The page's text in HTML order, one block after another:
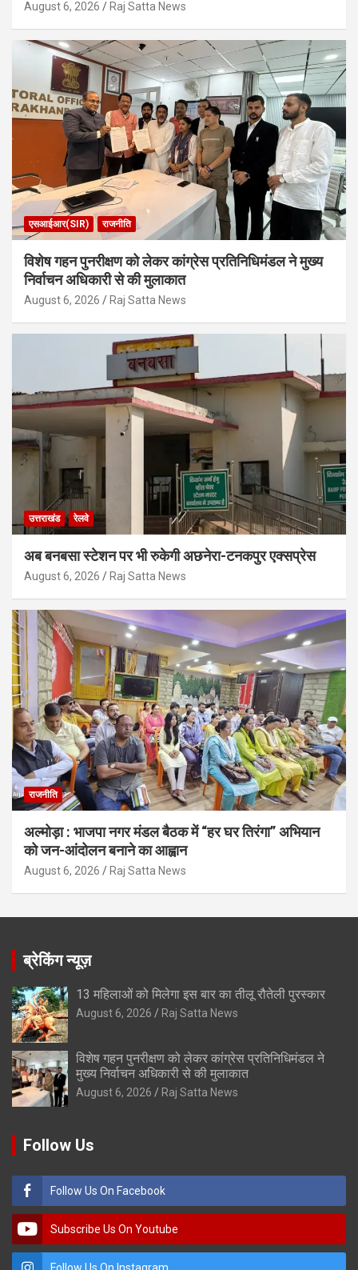
August 6, 2026 Raj Satta News
एसआईआर(SIR) राजनीति
विशेष गहन पुनरीक्षण को लेकर कांग्रेस प्रतिनिधिमंडल ने मुख्य
निर्वाचन अधिकारी से की मुलाकात
August 6, 2026 Raj Satta News
उत्तराखंड रेलवे
अब बनबसा स्टेशन पर भी रुकेगी अछनेरा-टनकपुर एक्सप्रेस
August 6, 2026 Raj Satta News
राजनीति
अल्मोड़ा : भाजपा नगर मंडल बैठक में “हर घर तिरंगा” अभियान
को जन-आंदोलन बनाने का आह्वान
August 6, 2026 Raj Satta News
ब्रेकिंग न्यूज़
13 महिलाओं को मिलेगा इस बार का तीलू रौतेली पुरस्कार
August 6, 2026 Raj Satta News
विशेष गहन पुनरीक्षण को लेकर कांग्रेस प्रतिनिधिमंडल ने
मुख्य निर्वाचन अधिकारी से की मुलाकात
August 6, 2026 Raj Satta News
Follow Us
Follow Us On Facebook
Subscribe Us On Youtube